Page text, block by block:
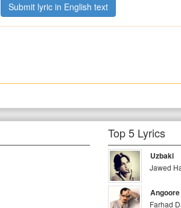
Submit lyric in English text
Top 5 Lyrics
Uzbaki
Jawed
Farhad